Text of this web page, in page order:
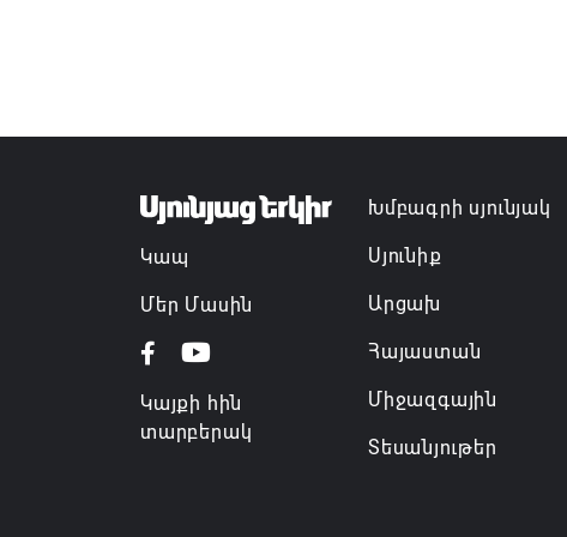
Կապ
Մեր Մասին
Կայքի հին
տարբերակ
Խմբագրի սյունյակ
Սյունիք
Արցախ
Հայաստան
Միջազգային
Տեսանյութեր